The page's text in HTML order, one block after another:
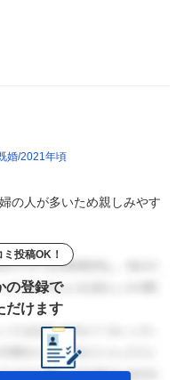
婚 2021年頃
の人が多いため親しみやす
投稿OK！
の登録で
だけます